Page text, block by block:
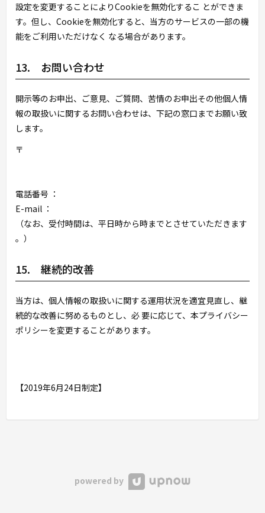
設定を変更することによりCookieを無効化するこ とができま
す。但し、Cookieを無効化すると、当方のサービスの一部の機
能をご利用いただけなく なる場合があります。
13. お問い合わせ
開示等のお申出、ご意見、ご質問、苦情のお申出その他個人情
報の取扱いに関するお問い合わせは、下記の窓口までお願い致
します。
〒
電話番号 ：
E-mail ：
（なお、受付時間は、平日時から時までとさせていただきます
。）
15. 継続的改善
当方は、個人情報の取扱いに関する運用状況を適宜見直し、継
続的な改善に努めるものとし、必 要に応じて、本プライバシー
ポリシーを変更することがあります。
【2019年6月24日制定】
powered by